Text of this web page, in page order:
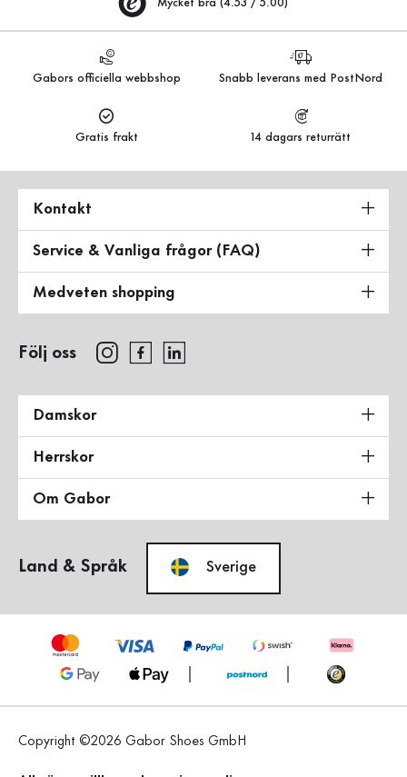
Mycket bra (4.53 / 5.00)
Gabors officiella webbshop Snabb leverans med PostNord
Gratis frakt 14 dagars returrätt
Kontakt
Service & Vanliga frågor (FAQ)
Medveten shopping
Följ oss
Damskor
Herrskor
Om Gabor
Land & Språk Sverige
Copyright ©2026 Gabor Shoes GmbH